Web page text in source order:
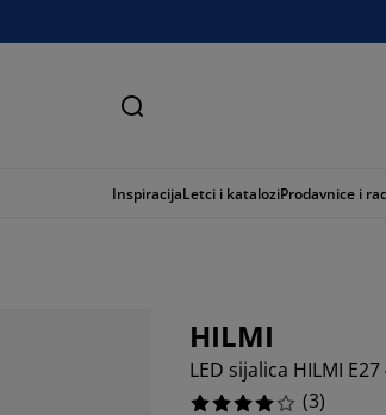
Traži
InspiracijaLetci i kataloziProdavnice i
HILMI
LED sijalica HILMI
(3)